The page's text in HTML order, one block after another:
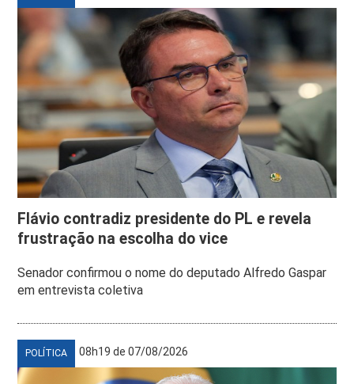
Flávio contradiz presidente do PL e revela
frustração na escolha do vice
Senador confirmou o nome do deputado Alfredo Gaspar
em entrevista coletiva
POLÍTICA 08h19 de 07/08/2026